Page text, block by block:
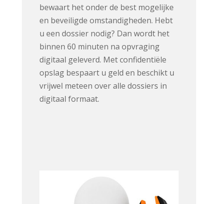
bewaart het onder de best mogelijke
en beveiligde omstandigheden. Hebt
u een dossier nodig? Dan wordt het
binnen 60 minuten na opvraging
digitaal geleverd. Met confidentiële
opslag bespaart u geld en beschikt u
vrijwel meteen over alle dossiers in
digitaal formaat.